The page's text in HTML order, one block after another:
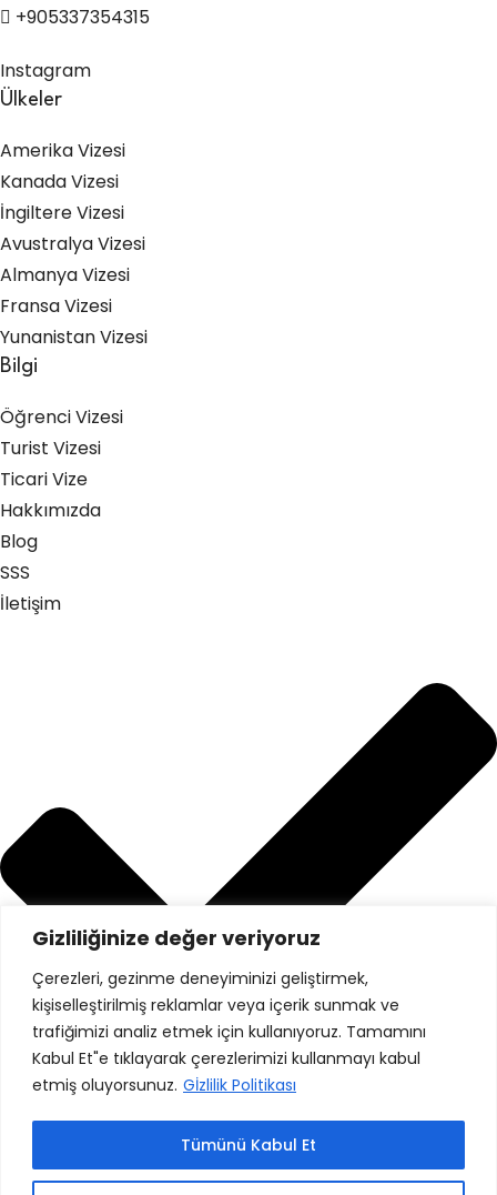
Gizliliğinize değer veriyoruz
Çerezleri, gezinme deneyiminizi geliştirmek,
kişiselleştirilmiş reklamlar veya içerik sunmak ve
trafiğimizi analiz etmek için kullanıyoruz. Tamamını
Kabul Et"e tıklayarak çerezlerimizi kullanmayı kabul
etmiş oluyorsunuz. Gİzlilik Politikası
Tümünü Kabul Et
+905337354315
Instagram
Ülkeler
Amerika Vizesi
Kanada Vizesi
İngiltere Vizesi
Avustralya Vizesi
Almanya Vizesi
Fransa Vizesi
Yunanistan Vizesi
Bilgi
Öğrenci Vizesi
Turist Vizesi
Ticari Vize
Hakkımızda
Blog
SSS
İletişim